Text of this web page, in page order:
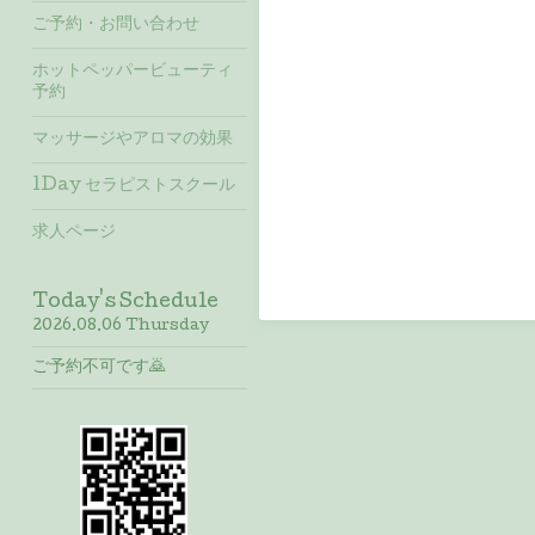
ご予約・お問い合わせ
ホットペッパービューティ
予約
マッサージやアロマの効果
1Day セラピストスクール
求人ページ
Today's Schedule
2026.08.06 Thursday
ご予約不可です🙇